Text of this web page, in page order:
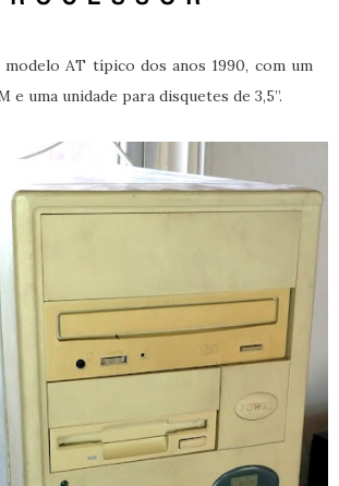
AT típico dos anos 1990, com um
e uma unidade para disquetes de 3,5”.